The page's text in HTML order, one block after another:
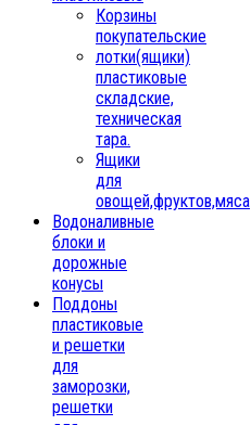
Корзины
покупательские
лотки(ящики)
пластиковые
складские,
техническая
тара.
Ящики
для
овощей,фруктов,мяса
Водоналивные
блоки и
дорожные
конусы
Поддоны
пластиковые
и решетки
для
заморозки,
решетки